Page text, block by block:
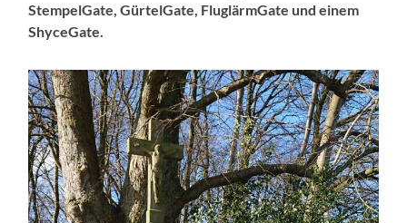
StempelGate, GürtelGate, FluglärmGate und einem
ShyceGate.